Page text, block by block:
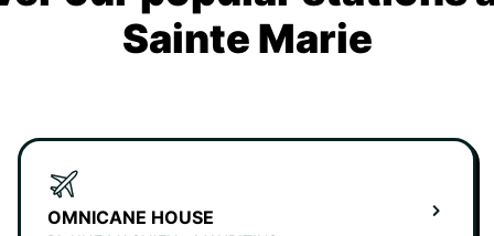
Sainte Marie
OMNICANE HOUSE